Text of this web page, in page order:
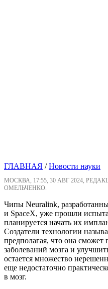
ГЛАВНАЯ /Новости науки
МОСКВА, 17:55, 30 АВГ 2024,
ОМЕЛЬЧЕНКО.
Чипы Neuralink,
и SpaceX, уже прошли
планируется начать их
Создатели технологии
предполагая, что она
заболеваний мозга и
остается множество
еще недостаточно
в мозг.